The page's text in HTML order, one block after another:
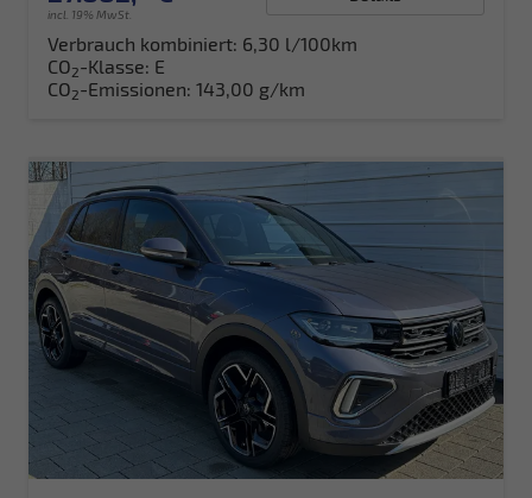
incl. 19% MwSt.
Verbrauch kombiniert: 6,30 l/100km
CO2-Klasse: E
CO2-Emissionen: 143,00 g/km